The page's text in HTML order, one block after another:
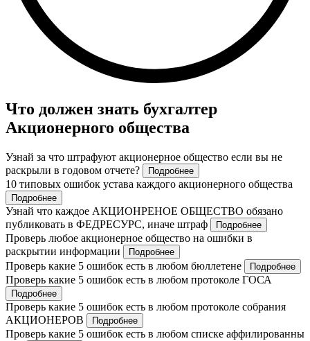
Что должен знать бухгалтер
Акционерного общества
Узнай за что штрафуют акционерное общество если вы не
раскрыли в годовом отчете?
Подробнее
10 типовых ошибок устава каждого акционерного общества
Подробнее
Узнай что каждое АКЦИОНРЕНОЕ ОБЩЕСТВО обязано
публиковать в ФЕДРЕСУРС, иначе штраф
Подробнее
Проверь любое акционерное общество на ошибки в
раскрытии информации
Подробнее
Проверь какие 5 ошибок есть в любом бюллетене Подробнее
Проверь какие 5 ошибок есть в любом протоколе ГОСА
Подробнее
Проверь какие 5 ошибок есть в любом протоколе собрания
АКЦИОНЕРОВ
Подробнее
Проверь какие 5 ошибок есть в любом списке аффилированны